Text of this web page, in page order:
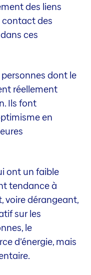
des liens
contact des
ces
personnes dont le
réellement
Ils font
en
ont un faible
tendance à
voire dérangeant,
sur les
le
d’énergie, mais